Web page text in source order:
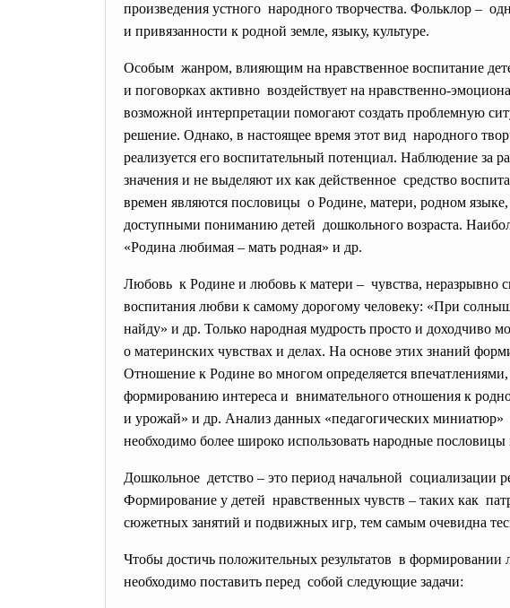
произведения устного народного творчества. Фольклор –
и привязанности к родной земле, языку, культуре.
Особым жанром, влияющим на нравственное воспитание
и поговорках активно воздействует на нравственно-
возможной интерпретации помогают создать проблемную
решение. Однако, в настоящее время этот вид народного
реализуется его воспитательный потенциал. Наблюдение за
значения и не выделяют их как действенное средство
времен являются пословицы о Родине, матери, родном
доступными пониманию детей дошкольного возраста.
«Родина любимая – мать родная» и др.
Любовь к Родине и любовь к матери – чувства, неразрывно
воспитания любви к самому дорогому человеку: «При
найду» и др. Только народная мудрость просто и доходчиво
о материнских чувствах и делах. На основе этих знаний
Отношение к Родине во многом определяется
формированию интереса и внимательного отношения к
и урожай» и др. Анализ данных «педагогических миниатюр»
необходимо более широко использовать народные
Дошкольное детство – это период начальной социализации
Формирование у детей нравственных чувств – таких как
сюжетных занятий и подвижных игр, тем самым очевидна
Чтобы достичь положительных результатов в формировании
необходимо поставить перед собой следующие задачи: